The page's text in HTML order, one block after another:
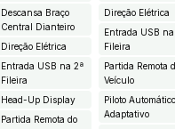
Descansa Braço
Central Dianteiro
Direção Elétrica
Entrada USB na 2ª
Fileira
Head-Up Display
Partida Remota do
Direção Elétrica
Entrada USB
Fileira
Partida Remota
Veículo
Piloto
Adaptativo